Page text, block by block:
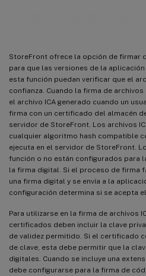
StoreFront ofrece la opción de firmar
para que las versiones de la
esta función puedan verificar que el
confianza. Cuando la firma de
el archivo ICA generado cuando un
firma con un certificado del almacén
servidor de StoreFront. Los archivos
cualquier algoritmo hash compatible
ejecuta en el servidor de StoreFront.
función o no están configurados para
la firma digital. Si el proceso de firma
una firma digital y se envía a la
configuración determina si se acepta
Para utilizarse en la firma de archivos
certificados deben incluir la clave
de validez permitido. Si el certificado
de clave, esta debe permitir que la
digitales. Cuando se incluye una
debe configurarse para la firma de